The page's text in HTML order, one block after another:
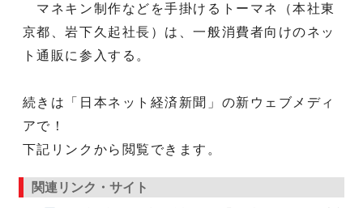
マネキン制作などを手掛けるトーマネ（本社東
京都、岩下久起社長）は、一般消費者向けのネッ
ト通販に参入する。
続きは「日本ネット経済新聞」の新ウェブメディ
アで！
下記リンクから閲覧できます。
関連リンク・サイト